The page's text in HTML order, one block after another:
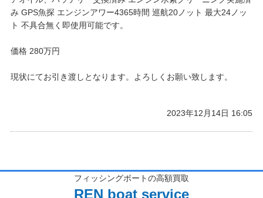
み GPS魚探 エンジンアワー4365時間 巡航20ノット 最大24ノッ
ト 不具合無く即使用可能です。
価格 280万円
現状にてお引き渡しとなります。よろしくお願い致します。
2023年12月14日 16:05
フィッシングボートの高額買取
REN boat service